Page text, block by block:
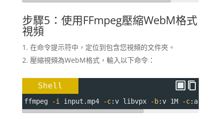
步驟5：使用FFmpeg壓縮WebM格式
視頻
在命令提示符中，定位到包含您視頻的文件夾。
壓縮視頻為WebM格式，輸入以下命令：
Shell
ffmpeg -i input.mp4 -c:v libvpx -b:v 1M -c:a